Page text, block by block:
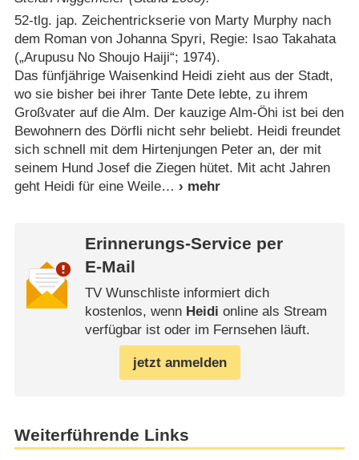
52-tlg. jap. Zeichentrickserie von Marty Murphy nach
dem Roman von Johanna Spyri, Regie: Isao Takahata
(„Arupusu No Shoujo Haiji“; 1974).
Das fünfjährige Waisenkind Heidi zieht aus der Stadt,
wo sie bisher bei ihrer Tante Dete lebte, zu ihrem
Großvater auf die Alm. Der kauzige Alm-Öhi ist bei den
Bewohnern des Dörfli nicht sehr beliebt. Heidi freundet
sich schnell mit dem Hirtenjungen Peter an, der mit
seinem Hund Josef die Ziegen hütet. Mit acht Jahren
geht Heidi für eine Weile
Erinnerungs-Service per
E-Mail
TV Wunschliste informiert dich
kostenlos, wenn Heidi online als Stream
verfügbar ist oder im Fernsehen läuft.
jetzt anmelden
Weiterführende Links